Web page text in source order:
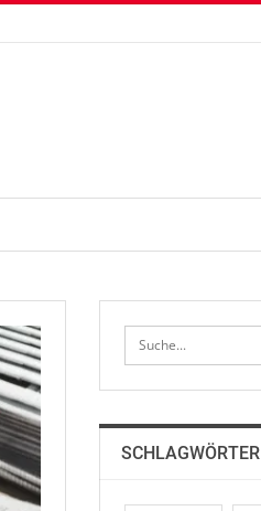
SCHLAGWÖRTER